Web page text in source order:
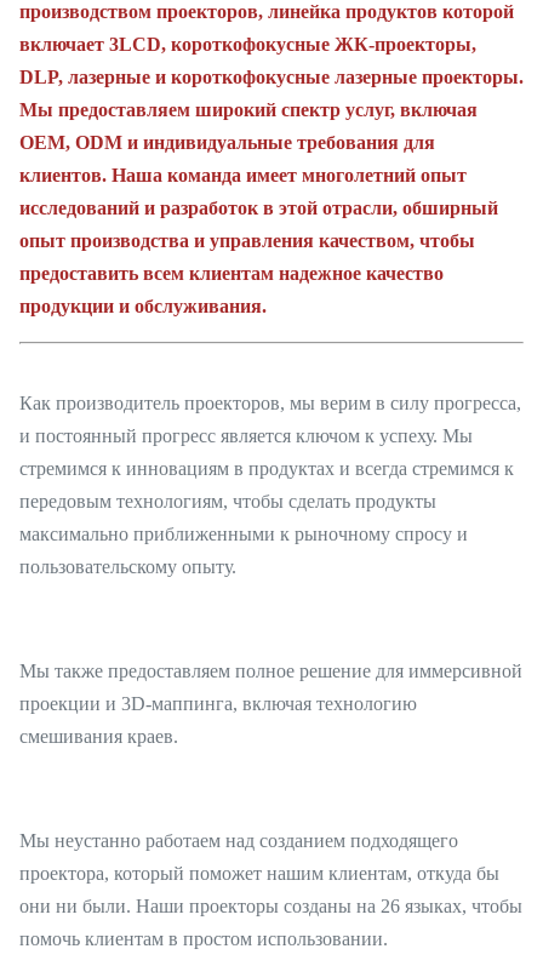
производством проекторов, линейка продуктов которой
включает 3LCD, короткофокусные ЖК-проекторы,
DLP, лазерные и короткофокусные лазерные проекторы.
Мы предоставляем широкий спектр услуг, включая
OEM, ODM и индивидуальные требования для
клиентов. Наша команда имеет многолетний опыт
исследований и разработок в этой отрасли, обширный
опыт производства и управления качеством, чтобы
предоставить всем клиентам надежное качество
продукции и обслуживания.
Как производитель проекторов, мы верим в силу прогресса,
и постоянный прогресс является ключом к успеху. Мы
стремимся к инновациям в продуктах и всегда стремимся к
передовым технологиям, чтобы сделать продукты
максимально приближенными к рыночному спросу и
пользовательскому опыту.
Мы также предоставляем полное решение для иммерсивной
проекции и 3D-маппинга, включая технологию
смешивания краев.
Мы неустанно работаем над созданием подходящего
проектора, который поможет нашим клиентам, откуда бы
они ни были. Наши проекторы созданы на 26 языках, чтобы
помочь клиентам в простом использовании.